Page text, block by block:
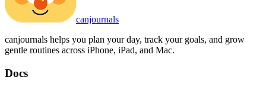
canjournals
canjournals helps you plan your day, track your goals, and grow
gentle routines across iPhone, iPad, and Mac.
Docs